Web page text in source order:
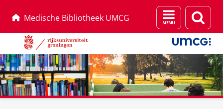
Medische Bibliotheek UMCG
Menu
en
zoeken